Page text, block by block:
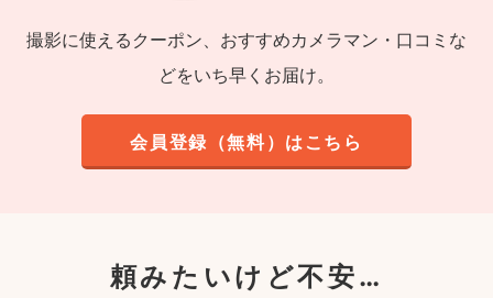
撮影に使えるクーポン、おすすめカメラマン・口コミな
どをいち早くお届け。
会員登録（無料）はこちら
頼みたいけど不安…